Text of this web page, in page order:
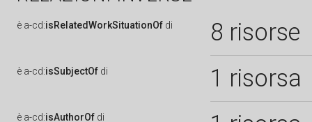
è a-cd:isRelatedWorkSituationOf di 8 risorse
è a-cd:isSubjectOf di 1 risorsa
è a-cd:isAuthorOf di